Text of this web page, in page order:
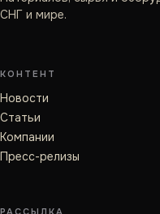
СНГ и мире.
КОНТЕНТ
Новости
Статьи
Компании
Пресс-релизы
РАССЫЛКА